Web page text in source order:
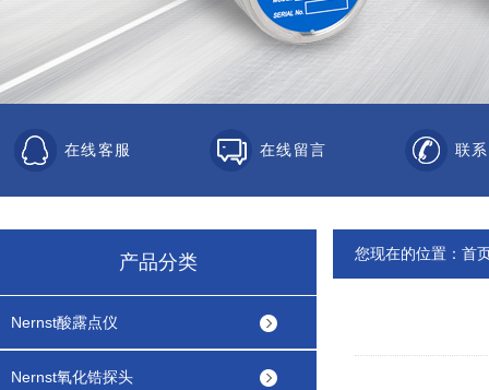
在线客服 在线留言 联
产品分类
Nernst酸露点仪
Nernst氧化锆探头
您现在的位置： 首